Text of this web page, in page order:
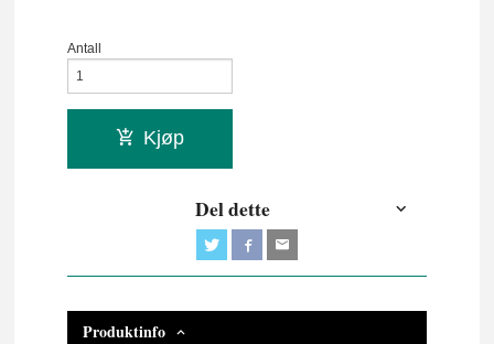
Antall
Kjøp
Del dette
Produktinfo